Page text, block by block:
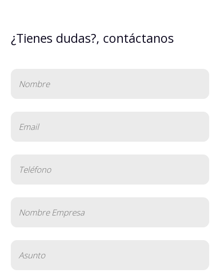
¿Tienes dudas?, contáctanos
(Obligatorio)
(Obligatorio)
(Obligatorio)
Empresa
(Obligatorio)